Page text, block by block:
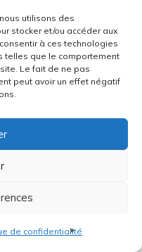
utilisons des
stocker et/ou accéder aux
à ces technologies
telles que le comportement
Le fait de ne pas
peut avoir un effet négatif
de confidentialité